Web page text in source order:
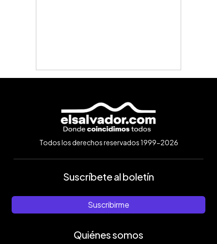
Todos los derechos reservados 1999-2026
Suscríbete al boletín
Suscribirme
Quiénes somos